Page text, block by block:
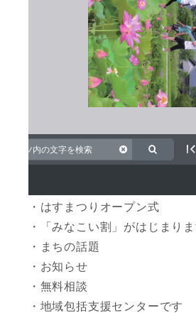
・はすまつりオープン式
・「みなこい割」がはじまり
・まちの話題
・お知らせ
・無料相談
・地域包括支援センターです